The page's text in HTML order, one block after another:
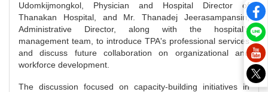
Udomkijmongkol, Physician and Hospital Director of
Thanakan Hospital, and Mr. Thanadej Jeerasampansiri,
Administrative Director, along with the hospital's
management team, to introduce TPA's professional services
and discuss future collaboration on organizational and
workforce development.
The discussion focused on capacity-building initiatives in